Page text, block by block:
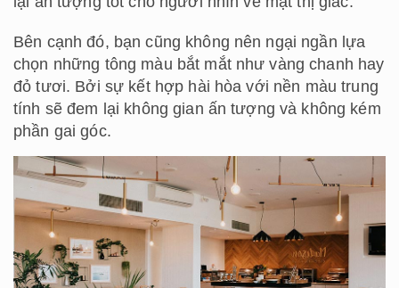
Bên cạnh đó, bạn cũng không nên ngại ngần lựa
chọn những tông màu bắt mắt như vàng chanh hay
đỏ tươi. Bởi sự kết hợp hài hòa với nền màu trung
tính sẽ đem lại không gian ấn tượng và không kém
phần gai góc.